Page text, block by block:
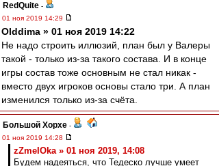
RedQuite -
01 ноя 2019 14:29
Olddima » 01 ноя 2019 14:22
Не надо строить иллюзий, план был у Валеры
такой - только из-за такого состава. И в конце
игры состав тоже основным не стал никак -
вместо двух игроков основы стало три. А план
изменился только из-за счёта.
Большой Хорхе -
01 ноя 2019 14:28
zZmeIOka » 01 ноя 2019, 14:08
Будем надеяться, что Тедеско лучше умеет